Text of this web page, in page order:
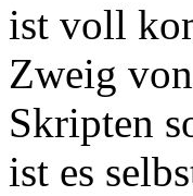
ist voll
Zweig
Skripten
ist es